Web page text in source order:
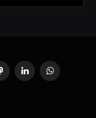
LinkedInWhatsApp